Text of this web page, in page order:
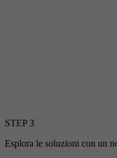
STEP 3
Esplora le soluzioni con un